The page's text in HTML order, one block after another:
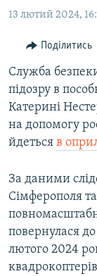
основної
Перейти
пошуку
БЛОГИ
ПОГЛЯД
ІНТЕРВ'Ю
ВСЕ ЗА ДЕНЬ
СПЕЦПРОЕКТИ
ДЕПОРТАЦІЯ
ВІДЕОУРОКИ
СВІДЧЕННЯ
УКРАЇНСЬКА
ІНФОГРАФІКА
ЯК ОБІЙТИ
Русский
Qırımtatar
ДОЛУЧАЙСЯ!
13 лютий 2024,
Поділитись
Служба
підозру в
Катерині
на допомогу
йдеться в
За даними
Сімферополя
повернулася
лютого 2024